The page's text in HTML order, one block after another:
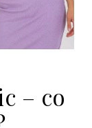
– co